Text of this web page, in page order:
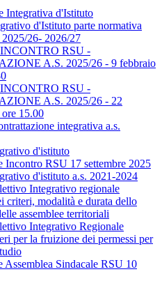
Integrativa d'Istituto
d'Istituto parte normativa
26- 2026/27
RSU -
A.S. 2025/26 - 9 febbraio
RSU -
A.S. 2025/26 - 22
15.00
integrativa a.s.
d'istituto
Incontro RSU 17 settembre 2025
d'istituto a.s. 2021-2024
Integrativo regionale
criteri, modalità e durata dello
assemblee territoriali
Integrativo Regionale
per la fruizione dei permessi per
Assemblea Sindacale RSU 10